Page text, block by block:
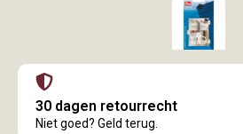
30 dagen retourrecht
Niet goed? Geld terug.